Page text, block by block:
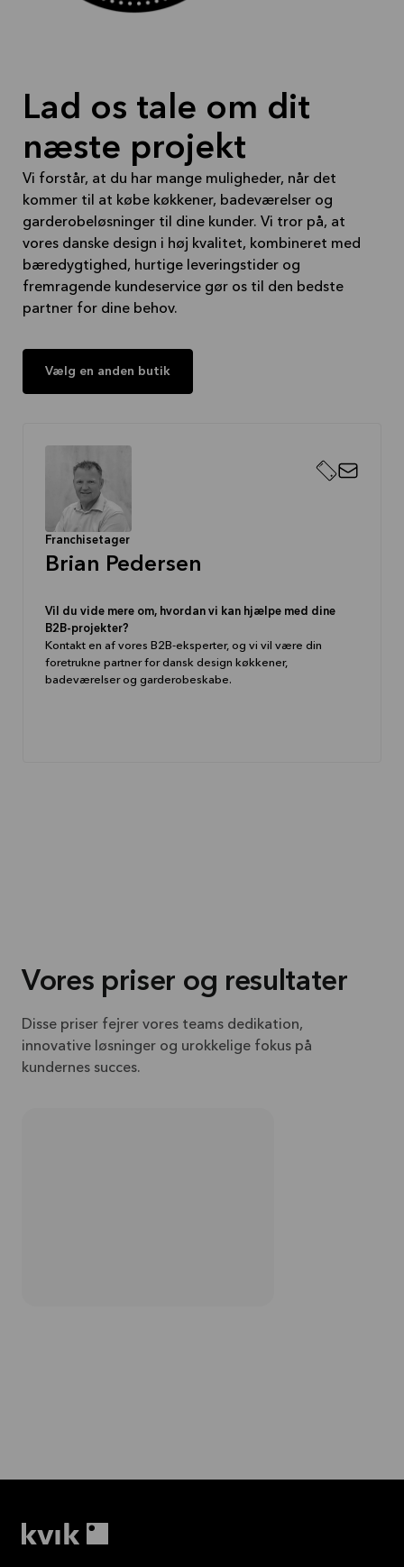
SØNDAG er vores TILST afdeling altid ÅBEN
Vores erfarne køkkenkonsulenter hjælper dig med
at forvandle drømmen om et nyt køkken, bryggers,
bad eller garderobe ved at sammensætte den helt
Book et møde her på siden eller kontakt os på
telefon: 70214201 eller mail: egaa@egaa.kvik.dk
virtuel tur inde i vores butik i Viby.
Klik på linket og oplev Vibys udstilling helt tæt på.
http://my.matterport.com/show/?m=omYrNiUTMwX
Vi glæder os til at møde dig og dine drømme..
Lad os tale om dit
næste projekt
Vi forstår, at du har mange muligheder, når det
kommer til at købe køkkener, badeværelser og
garderobeløsninger til dine kunder. Vi tror på, at
vores danske design i høj kvalitet, kombineret med
bæredygtighed, hurtige leveringstider og
fremragende kundeservice gør os til den bedste
partner for dine behov.
Vælg en anden butik
Franchisetager
Brian Pedersen
Vil du vide mere om, hvordan vi kan hjælpe med dine
B2B-projekter?
Kontakt en af vores B2B-eksperter, og vi vil være din
foretrukne partner for dansk design køkkener,
badeværelser og garderobeskabe.
Vores priser og resultater
Disse priser fejrer vores teams dedikation,
innovative løsninger og urokkelige fokus på
kundernes succes.